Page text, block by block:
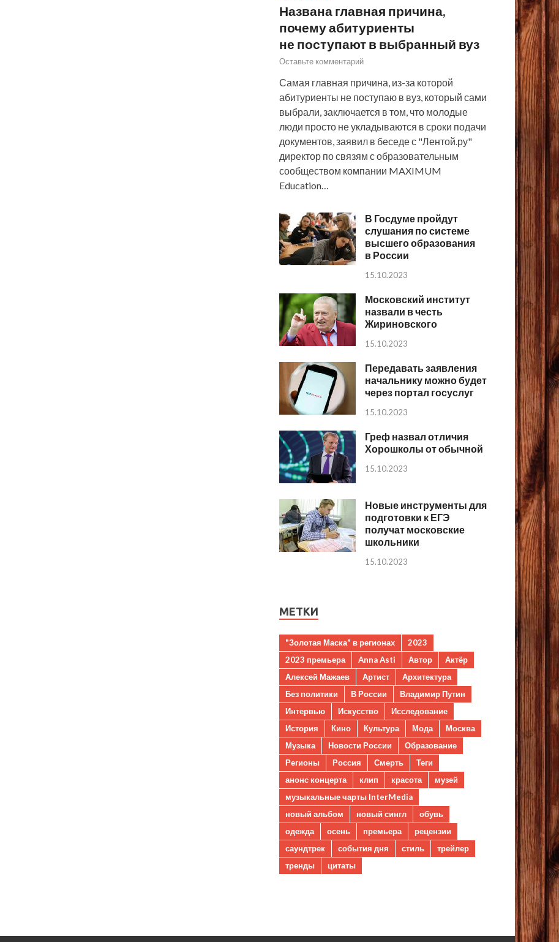
Названа главная причина,
почему абитуриенты
не поступают в выбранный вуз
Оставьте комментарий
Самая главная причина, из-за которой
абитуриенты не поступаю в вуз, который сами
выбрали, заключается в том, что молодые
люди просто не укладываются в сроки подачи
документов, заявил в беседе с "Лентой.ру"
директор по связям с образовательным
сообществом компании MAXIMUM
Education…
В Госдуме пройдут
слушания по системе
высшего образования
в России
15.10.2023
Московский институт
назвали в честь
Жириновского
15.10.2023
Передавать заявления
начальнику можно будет
через портал госуслуг
15.10.2023
Греф назвал отличия
Хорошколы от обычной
15.10.2023
Новые инструменты для
подготовки к ЕГЭ
получат московские
школьники
15.10.2023
МЕТКИ
"Золотая Маска" в регионах
2023
2023 премьера
Anna Asti Автор
Актёр
Алексей Мажаев
Артист
Архитектура
Без политики
В России
Владимир Путин
Интервью
Искусство
Исследование
История
Кино Культура Мода
Москва
Музыка
Новости России
Образование
Регионы
Россия Смерть
Теги
анонс концерта
клип красота
музей
музыкальные чарты InterMedia
новый альбом
новый сингл
обувь
одежда
осень премьера
рецензии
саундтрек
события дня стиль
трейлер
тренды
цитаты